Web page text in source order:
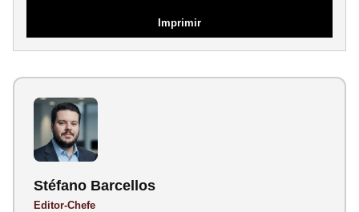
Imprimir
Stéfano Barcellos
Editor-Chefe